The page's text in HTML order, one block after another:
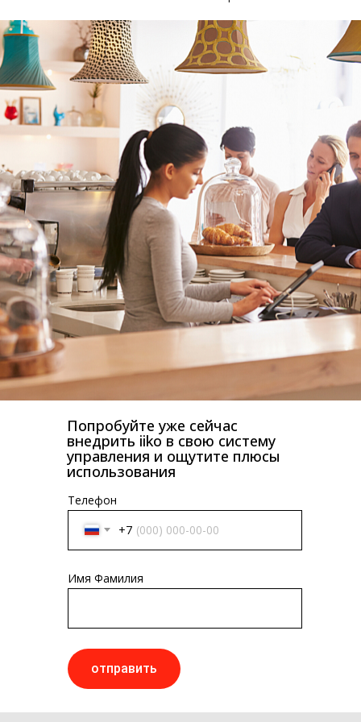
Попробуйте уже сейчас
внедрить iiko в свою систему
управления и ощутите плюсы
использования
Телефон
+7
Имя Фамилия
отправить
КОНТАКТЫ
Ждём Вас в выставочном зале
г. Калининград, ул. Дзержинского, д. 125
777-987
СПЕЦПРЕДЛОЖЕНИЯ
АКЦИИ
КАТАЛОГ ПРОДУКЦИИ
Кордиалы, Сиропы, Основы
Продукты питания
Оборудование
mbr@mbr.ltd